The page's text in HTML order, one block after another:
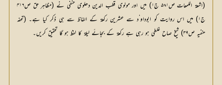
(اشعۃ اللمعات ص۵۸۱ ج۱) میں اور مولوی قطب الدین دھلوی حنفی نے (مظاہر حق ص۴۱۶
ج۱) میں اس روایت کو ابوداو‘د سے عشرین رکعۃ کے الفاظ سے ہی ذکر کیا ہے۔ (تحفہ
حنفیہ ص۳۹) شیخ صاح غلطی ہو رہی ہے رکعۃ کے بجائے لیلۃ کا لفظ ہو گا تحقیق کریں۔